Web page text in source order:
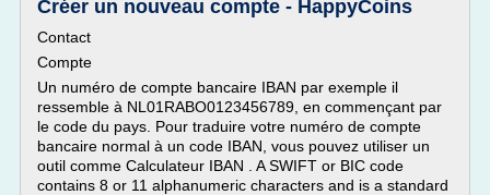
Créer un nouveau compte - HappyCoins
Contact
Compte
Un numéro de compte bancaire IBAN par exemple il
ressemble à NL01RABO0123456789, en commençant par
le code du pays. Pour traduire votre numéro de compte
bancaire normal à un code IBAN, vous pouvez utiliser un
outil comme Calculateur IBAN . A SWIFT or BIC code
contains 8 or 11 alphanumeric characters and is a standard